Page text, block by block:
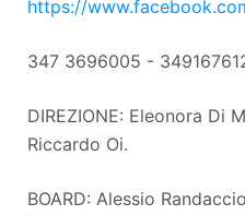
https://
347 3696005 -
DIREZIONE: Eleonora Di
Riccardo Oi.
BOARD: Alessio